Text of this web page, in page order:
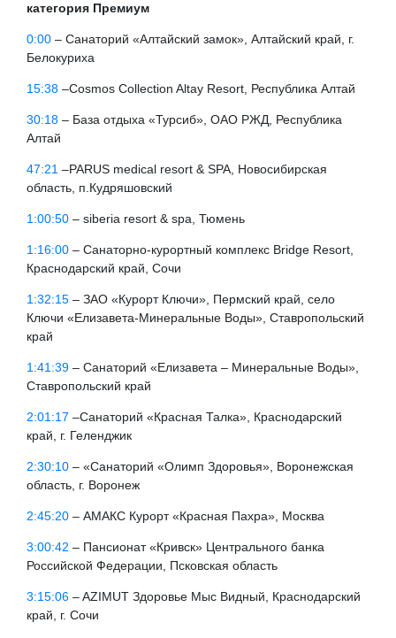
категория Премиум
0:00 – Санаторий «Алтайский замок», Алтайский край, г.
Белокуриха
15:38 –Cosmos Collection Altay Resort, Республика Алтай
30:18 – База отдыха «Турсиб», ОАО РЖД, Республика
Алтай
47:21 –PARUS medical resort & SPA, Новосибирская
область, п.Кудряшовский
1:00:50 – siberia resort & spa, Тюмень
1:16:00 – Санаторно-курортный комплекс Bridge Resort,
Краснодарский край, Сочи
1:32:15 – ЗАО «Курорт Ключи», Пермский край, село
Ключи «Елизавета-Минеральные Воды», Ставропольский
край
1:41:39 – Санаторий «Елизавета – Минеральные Воды»,
Ставропольский край
2:01:17 –Санаторий «Красная Талка», Краснодарский
край, г. Геленджик
2:30:10 – «Санаторий «Олимп Здоровья», Воронежская
область, г. Воронеж
2:45:20 – АМАКС Курорт «Красная Пахра», Москва
3:00:42 – Пансионат «Кривск» Центрального банка
Российской Федерации, Псковская область
3:15:06 – AZIMUT Здоровье Мыс Видный, Краснодарский
край, г. Сочи